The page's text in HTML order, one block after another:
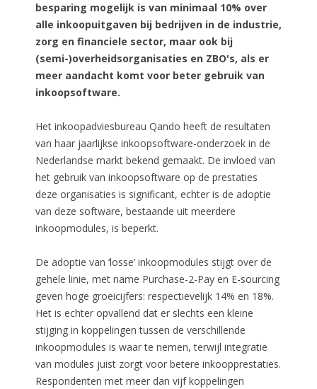
besparing mogelijk is van minimaal 10% over
alle inkoopuitgaven bij bedrijven in de industrie,
zorg en financiele sector, maar ook bij
(semi-)overheidsorganisaties en ZBO's, als er
meer aandacht komt voor beter gebruik van
inkoopsoftware.
Het inkoopadviesbureau Qando heeft de resultaten
van haar jaarlijkse inkoopsoftware-onderzoek in de
Nederlandse markt bekend gemaakt. De invloed van
het gebruik van inkoopsoftware op de prestaties
deze organisaties is significant, echter is de adoptie
van deze software, bestaande uit meerdere
inkoopmodules, is beperkt.
De adoptie van ‘losse’ inkoopmodules stijgt over de
gehele linie, met name Purchase-2-Pay en E-sourcing
geven hoge groeicijfers: respectievelijk 14% en 18%.
Het is echter opvallend dat er slechts een kleine
stijging in koppelingen tussen de verschillende
inkoopmodules is waar te nemen, terwijl integratie
van modules juist zorgt voor betere inkoopprestaties.
Respondenten met meer dan vijf koppelingen